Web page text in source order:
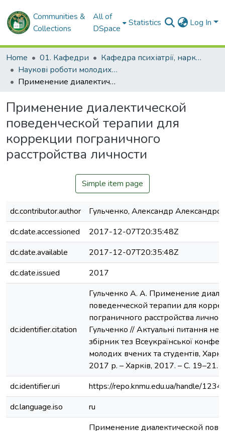
Communities &
Collections
All of
DSpace
Statistics Log In
Home 01. Кафедри
Кафедра психіатрії, наркології, медичної психології та соціальної роботи
Наукові роботи молодих дослідників та кваліфікаційні роботи. Кафедра психіатрії, наркології, медичної психології та соціальної роботи
Применение диалектической поведенческой терапии для коррекции пограничного расстройства личности
Применение диалектической
поведенческой терапии для
коррекции пограничного
расстройства личности
Simple item page
dc.contributor.author
Гульченко, Александр
dc.date.accessioned
2017-12-07T20:35:48Z
dc.date.available
2017-12-07T20:35:48Z
dc.date.issued
2017
dc.identifier.citation
Гульченко А. А. Применение
поведенческой терапии для
пограничного расстройства
Гульченко // Актуальні питання
збірник тез Всеукраїнської
молодих вчених та студентів,
2017 р. – Харків, 2017. – С. 19–21.
dc.identifier.uri
https://repo.knmu.edu.ua/handle/
dc.language.iso
ru
Применение диалектической